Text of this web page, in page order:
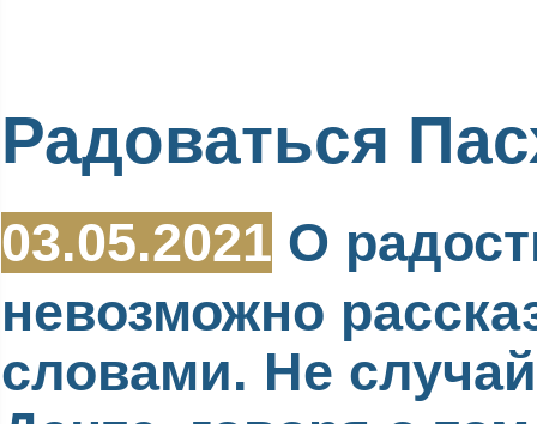
Радоваться
03.05.2021 О
невозможно
словами. Не